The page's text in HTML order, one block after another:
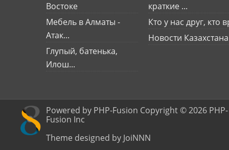
Востоке
Мебель в Алматы -
Атак...
Глупый, батенька,
Илош...
краткие ...
Кто у нас друг, кто
Новости Казахстана
Powered by PHP-Fusion Copyright © 2026 PHP-
Fusion Inc
Theme designed by JoiNNN